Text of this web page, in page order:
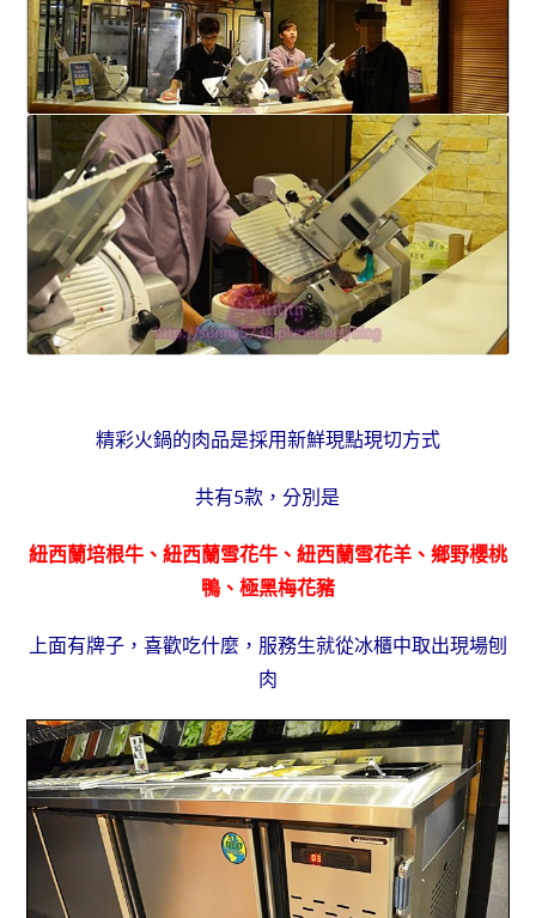
精彩火鍋的肉品是採用新鮮現點現切方式
共有5款，分別是
紐西蘭培根牛、紐西蘭雪花牛、紐西蘭雪花羊、鄉野櫻桃
鴨、極黑梅花豬
上面有牌子，喜歡吃什麼，服務生就從冰櫃中取出現場刨
肉